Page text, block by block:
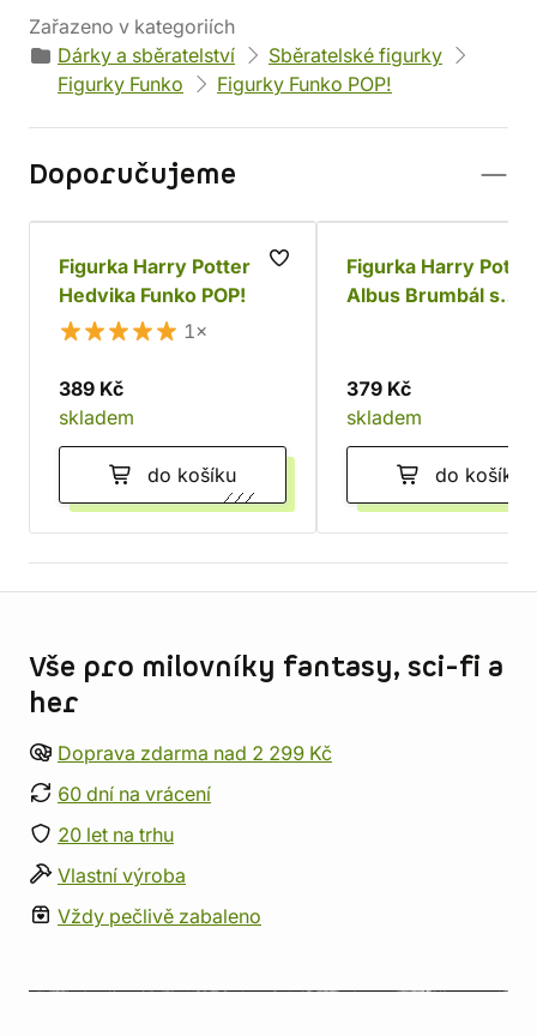
Zařazeno v kategoriích
Dárky a sběratelství
Sběratelské figurky
Figurky Funko
Figurky Funko POP!
Doporučujeme
Figurka Harry Potter -
Hedvika Funko POP!
1×
389 Kč
skladem
do košíku
Figurka Harry
Albus Brumbál s
379 Kč
skladem
do košíku
Vše pro milovníky fantasy, sci-fi a
her
Doprava zdarma nad 2 299 Kč
60 dní na vrácení
20 let na trhu
Vlastní výroba
Vždy pečlivě zabaleno